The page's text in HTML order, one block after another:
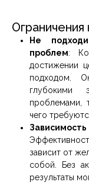
Ограничения
Не
проблем:
достижении
подходом.
глубокими
проблемами,
чего
зависит от
собой. Без
результаты